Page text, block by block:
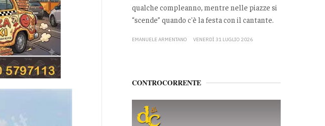
qualche compleanno, mentre nelle piazze si
“scende” quando c'è la festa con il cantante.
EMANUELE ARMENTANO VENERDÌ 31 LUGLIO 2026
CONTROCORRENTE